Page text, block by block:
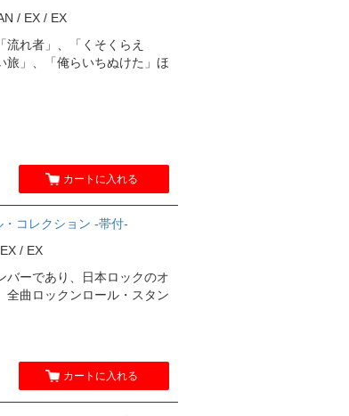
/ EX / EX
流れ者」、「くそくらえ
旅」、「俺らいちぬけた」ほ
カートに入れる
コレクション -帯付-
/ EX
バーであり、日本ロックのオ
全曲ロックンロール・スタン
カートに入れる